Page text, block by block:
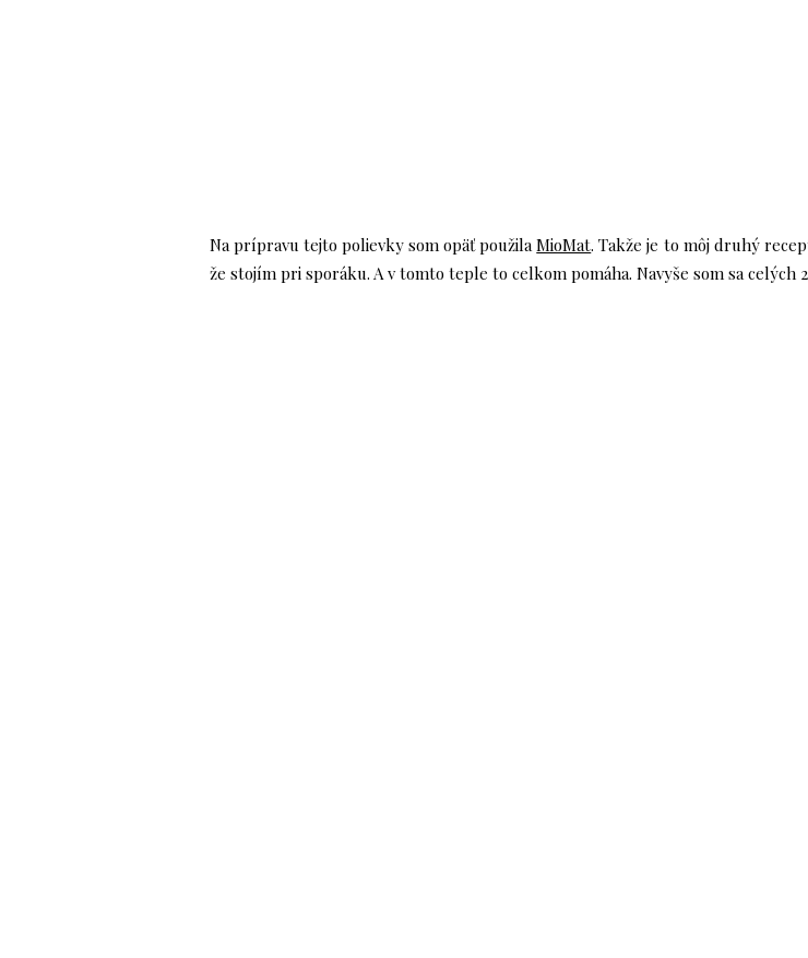
Na prípravu tejto polievky som opäť použilaMioMat. Takže je to môj druhý
že stojím pri sporáku. A v tomto teple to celkom pomáha. Navyše som sa celých